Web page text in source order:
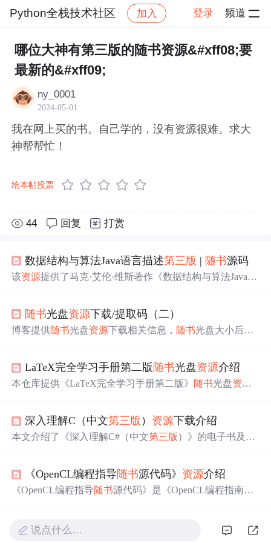
Python全栈技术社区 加入 登录 频道
社区 Python全栈技术社区 问题求助 帖子详情
哪位大神有第三版的随书资源&#xff08;要
最新的&#xff09;
ny_0001
2024-05-01
我在网上买的书。自己学的，没有资源很难。求大
神帮帮忙！
给本帖投票
44 回复 打赏
数据结构与算法Java语言描述第三版 | 随书源码
该资源提供了马克·艾伦·维斯著作《数据结构与算法Java语
（如二分查找、递归、哈希表、堆、矩阵乘法等）的Java
实现。读者可以通过这些源码加深对数据结构和算法的理
随书光盘资源下载/提取码（二）
博客提供随书光盘资源下载相关信息， 随书光盘大小后字
LaTeX完全学习手册第二版 随书光盘资源介绍
本仓库提供《LaTeX完全学习手册第二版》 随书光盘资源
章节，实例从三百多增至五百多。内容详实且紧跟
本，适合各阶段用户。
深入理解C（中文第三版 ） 资源下载介绍
本文介绍了《深入理解C#（中文第三版 ）》的电子书及 随
基础的开发者和对C#编程感兴趣的读者。
《OpenCL编程指导随书源代码》 资源介绍
《OpenCL编程指导随书源代码》是《OpenCL编程指南》
助开发者理解并行计算原理，提升编程技能，适合有一定
说点什么…